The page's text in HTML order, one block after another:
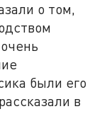
о том,
были его
в